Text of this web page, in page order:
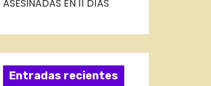
ASESINADAS EN 11 DÍAS
Entradas recientes